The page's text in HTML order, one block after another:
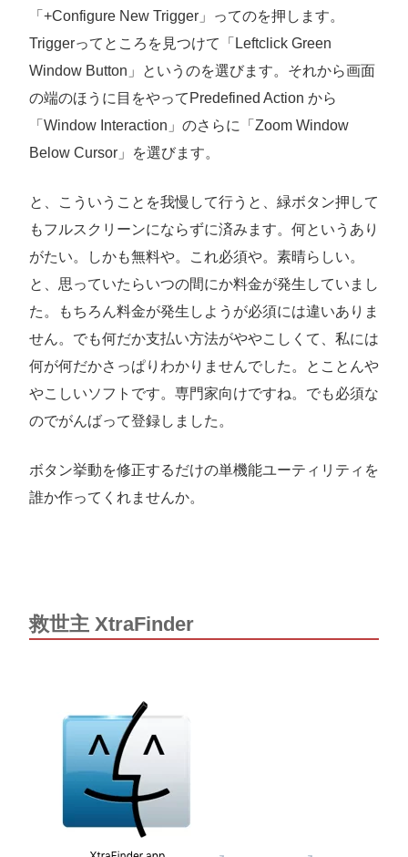
「+Configure New Trigger」ってのを押します。
Triggerってところを見つけて「Leftclick Green
Window Button」というのを選びます。それから画面
の端のほうに目をやってPredefined Action から
「Window Interaction」のさらに「Zoom Window
Below Cursor」を選びます。
と、こういうことを我慢して行うと、緑ボタン押して
もフルスクリーンにならずに済みます。何というあり
がたい。しかも無料や。これ必須や。素晴らしい。
と、思っていたらいつの間にか料金が発生していまし
た。もちろん料金が発生しようが必須には違いありま
せん。でも何だか支払い方法がややこしくて、私には
何が何だかさっぱりわかりませんでした。とことんや
やこしいソフトです。専門家向けですね。でも必須な
のでがんばって登録しました。
ボタン挙動を修正するだけの単機能ユーティリティを
誰か作ってくれませんか。
救世主 XtraFinder